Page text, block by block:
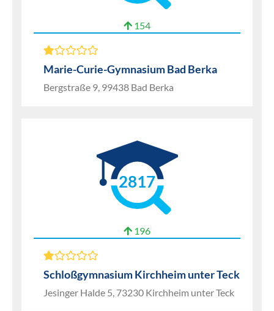
154
Marie-Curie-Gymnasium Bad Berka
Bergstraße 9, 99438 Bad Berka
2817
196
Schloßgymnasium Kirchheim unter Teck
Jesinger Halde 5, 73230 Kirchheim unter Teck